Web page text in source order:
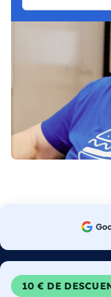
10 € DE